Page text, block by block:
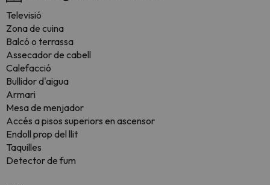
Televisió
Zona de cuina
Balcó o terrassa
Assecador de cabell
Calefacció
Bullidor d'aigua
Armari
Mesa de menjador
Accés a pisos superiors en ascensor
Endoll prop del llit
Taquilles
Detector de fum